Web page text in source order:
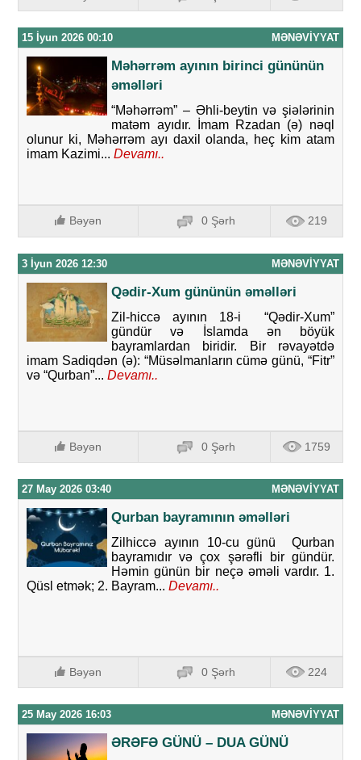
15 İyun 2026 00:10 MƏNƏVIYYAT
Məhərrəm ayının birinci gününün
əməlləri
“Məhərrəm” – Əhli-beytin və şiələrinin
matəm ayıdır. İmam Rzadan (ə) nəql
olunur ki, Məhərrəm ayı daxil olanda, heç kim atam
imam Kazimi... Devamı..
Bəyən 0 Şərh 219
3 İyun 2026 12:30 MƏNƏVIYYAT
Qədir-Xum gününün əməlləri
Zil-hiccə ayının 18-i “Qədir-Xum”
gündür və İslamda ən böyük
bayramlardan biridir. Bir rəvayətdə
imam Sadiqdən (ə): “Müsəlmanların cümə günü, “Fitr”
və “Qurban”... Devamı..
Bəyən 0 Şərh 1759
27 May 2026 03:40 MƏNƏVIYYAT
Qurban bayramının əməlləri
Zilhiccə ayının 10-cu günü Qurban
bayramıdır və çox şərəfli bir gündür.
Həmin günün bir neçə əməli vardır. 1.
Qüsl etmək; 2. Bayram... Devamı..
Bəyən 0 Şərh 224
25 May 2026 16:03 MƏNƏVIYYAT
ƏRƏFƏ GÜNÜ – DUA GÜNÜ